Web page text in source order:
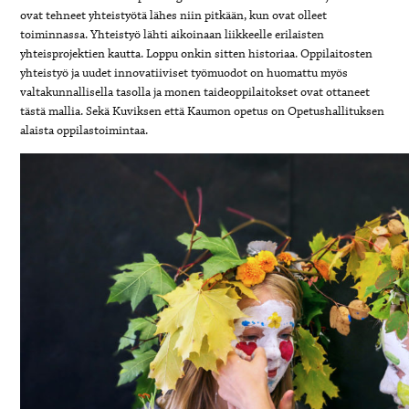
ovat tehneet yhteistyötä lähes niin pitkään, kun ovat olleet
toiminnassa. Yhteistyö lähti aikoinaan liikkeelle erilaisten
yhteisprojektien kautta. Loppu onkin sitten historiaa. Oppilaitosten
yhteistyö ja uudet innovatiiviset työmuodot on huomattu myös
valtakunnallisella tasolla ja monen taideoppilaitokset ovat ottaneet
tästä mallia. Sekä Kuviksen että Kaumon opetus on Opetushallituksen
alaista oppilastoimintaa.